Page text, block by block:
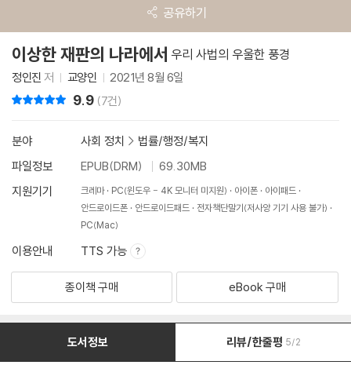
공유하기
이상한 재판의 나라에서 우리 사법의 우울한 풍경
정인진 저 교양인 2021년 8월 6일
9.9 (7건)
분야 사회 정치 > 법률/행정/복지
파일정보
EPUB(DRM)
69.30MB
지원기기
크레마 PC(윈도우 - 4K 모니터 미지원) 아이폰
아이패드
안드로이드폰
안드로이드패드
전자책단말기(저사양 기기 사용 불가)
PC(Mac)
이용안내 TTS 가능
종이책 구매 eBook 구매
도서정보 리뷰/한줄평 5/2